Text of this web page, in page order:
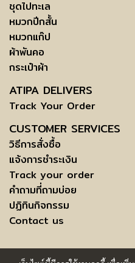
ชุดไปทะเล
หมวกปีกสั้น
หมวกแก๊ป
ผ้าพันคอ
กระเป๋าผ้า
ATIPA DELIVERS
Track Your Order
CUSTOMER SERVICES
วิธีการสั่งซื้อ
แจ้งการชำระเงิน
Track your order
คำถามที่ถามบ่อย
ปฏิทินกิจกรรม
Contact us